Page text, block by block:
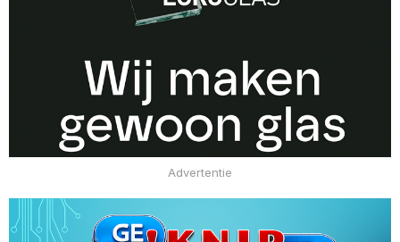
Advertentie